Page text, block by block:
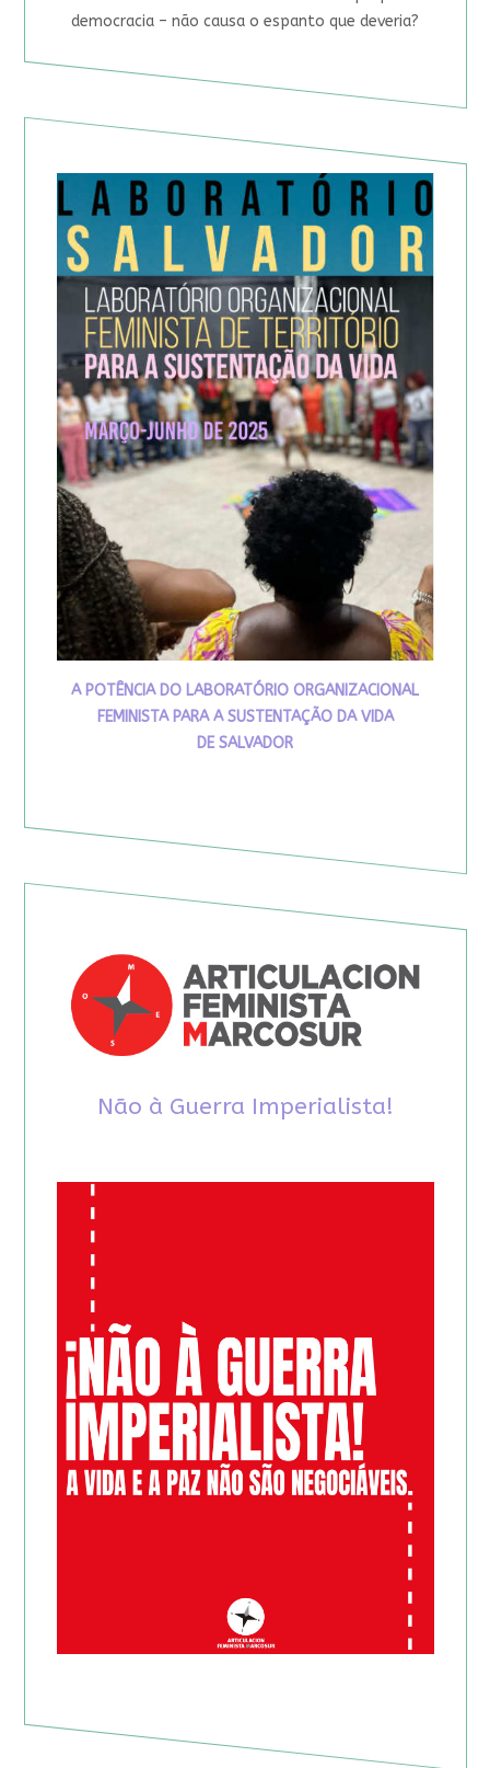
democracia – não causa o espanto que deveria?
A POTÊNCIA DO LABORATÓRIO ORGANIZACIONAL
FEMINISTA PARA A SUSTENTAÇÃO DA VIDA
DE SALVADOR
Não à Guerra Imperialista!